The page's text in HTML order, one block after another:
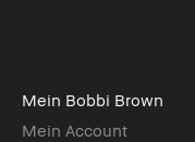
Mein Bobbi Brown
Mein Account